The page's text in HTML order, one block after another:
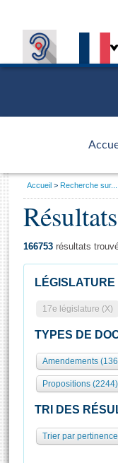
Présidence
577 députés
Groupes
Séance
Commissions
Europe et
Pétitions
Général
Rôle et
Organisation
Présidence
Statistiques et
Visiter
Visite virtuelle
Assister à une
Vous
Accueil Recherche sur...
166753 résultats
LÉGISLATURE
17e législature (X)
TYPES DE
Amendements
Propositions (2244)
TRI DES
Trier par pertinence